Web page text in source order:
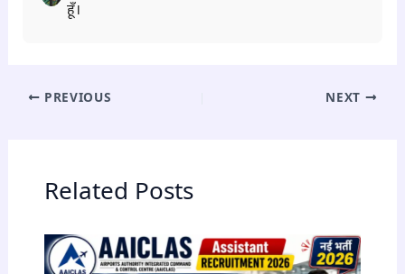
हूँ।
PREVIOUS NEXT
Related Posts